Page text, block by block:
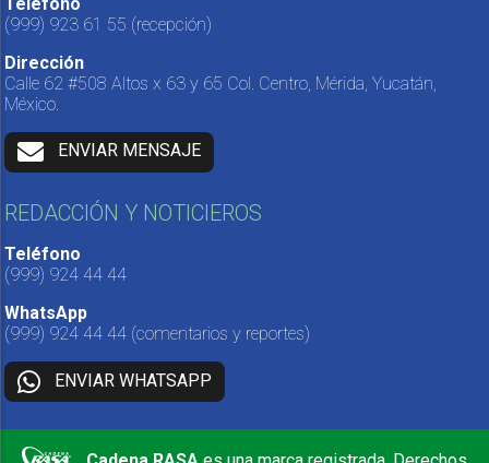
(999) 923 61 55 (recepción)
Dirección
Calle 62 #508 Altos x 63 y 65 Col. Centro, Mérida, Yucatán,
México.
ENVIAR MENSAJE
REDACCIÓN Y NOTICIEROS
Teléfono
(999) 924 44 44
WhatsApp
(999) 924 44 44 (comentarios y reportes)
ENVIAR WHATSAPP